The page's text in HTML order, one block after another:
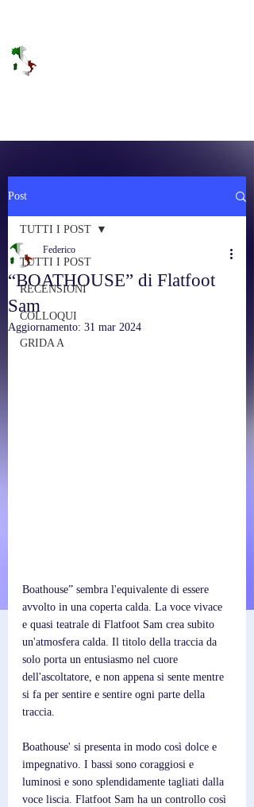
Post
TUTTI I POST
RECENSIONI
COLLOQUI
GRIDA A
TUTTI I POST
“BOATHOUSE” di Flatfoot
Sam
Federico
Aggiornamento: 31 mar 2024
Boathouse” sembra l'equivalente di essere
avvolto in una coperta calda. La voce vivace
e quasi teatrale di Flatfoot Sam crea subito
un'atmosfera calda. Il titolo della traccia da
solo porta un entusiasmo nel cuore
dell'ascoltatore, e non appena si sente mentre
si fa per sentire e sentire ogni parte della
traccia.
Boathouse' si presenta in modo così dolce e
impegnativo. I bassi sono coraggiosi e
luminosi e sono splendidamente tagliati dalla
voce liscia. Flatfoot Sam ha un controllo così